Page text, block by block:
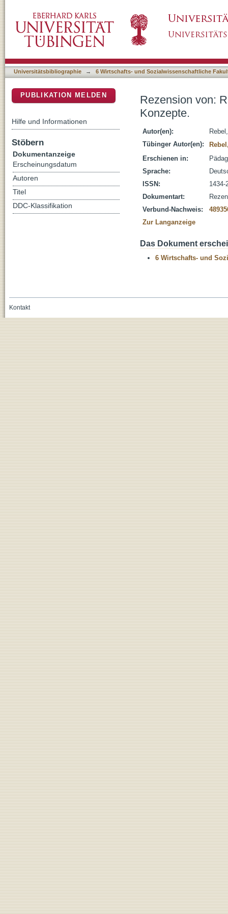
Universitätsbibliographie → 6 Wirtschafts- und Sozialwissenschaftliche
Rezension von:
Konzepte.
Autor(en):
Tübinger Autor(en):
Erschienen in:
Sprache:
ISSN:
1434-
Dokumentart:
Verbund-Nachweis:
Zur Langanzeige
Das Dokument
6 Wirtschafts- und
PUBLIKATION MELDEN
Hilfe und Informationen
Stöbern
Dokumentanzeige
Erscheinungsdatum
Autoren
Titel
DDC-Klassifikation
Kontakt